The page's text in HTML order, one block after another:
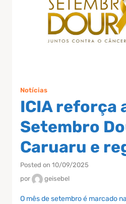
Notícias
ICIA reforça
Setembro
Caruaru e
Posted on 10/09/2025
por
geisebel
O mês de setembro é marcado